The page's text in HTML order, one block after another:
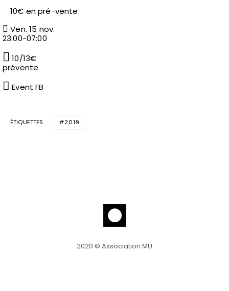
10€ en pré-vente
Ven. 15 nov.
23:00-07:00
10/13€
prévente
Event FB
ÉTIQUETTES 2019
2020 © Association MU